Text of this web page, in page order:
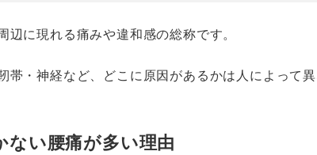
辺に現れる痛みや違和感の総称です。
帯・神経など、 どこに原因があるかは人によって
ない腰痛が多い理由